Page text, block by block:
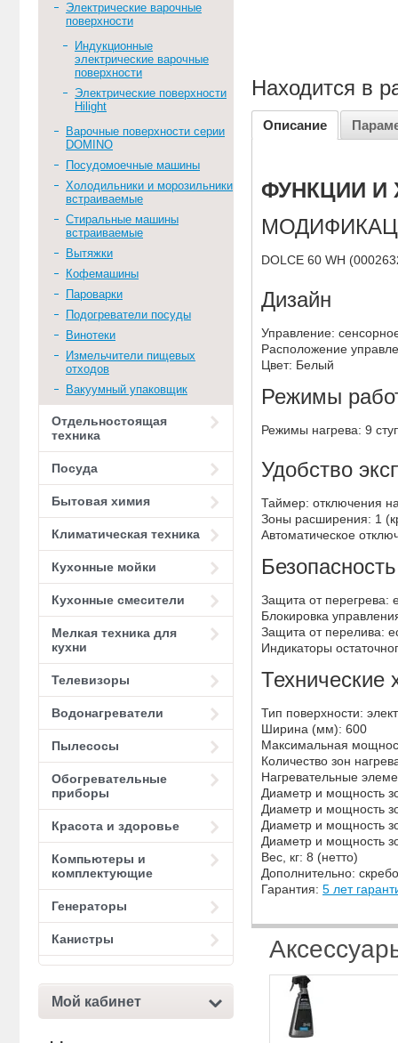
Электрические варочные
поверхности
Индукционные
электрические варочные
поверхности
Электрические поверхности
Hilight
Варочные поверхности серии
DOMINO
Посудомоечные машины
Холодильники и морозильники
встраиваемые
Стиральные машины
встраиваемые
Вытяжки
Кофемашины
Пароварки
Подогреватели посуды
Винотеки
Измельчители пищевых
отходов
Вакуумный упаковщик
Отдельностоящая
техника
Посуда
Бытовая химия
Климатическая техника
Кухонные мойки
Кухонные смесители
Мелкая техника для
кухни
Телевизоры
Водонагреватели
Пылесосы
Обогревательные
приборы
Красота и здоровье
Компьютеры и
комплектующие
Генераторы
Канистры
Мой кабинет
Находится в
Описание
ФУНКЦИИ И
DOLCE 60 WH
Дизайн
Управление:
Расположение
Цвет: Белый
Режимы
Режимы нагрева: 9
Удобство
Таймер: отключения
Зоны расширения: 1
Автоматическое
Безопасность
Защита от перегрева:
Блокировка
Защита от перелива:
Индикаторы
Технические
Тип поверхности:
Ширина (мм): 600
Максимальная
Количество зон
Нагревательные
Диаметр и мощность
Диаметр и мощность
Диаметр и мощность
Диаметр и мощность
Вес, кг: 8 (нетто)
Дополнительно:
Гарантия: 5 лет